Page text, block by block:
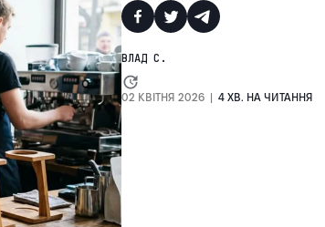
ВЛАД С.
02 КВІТНЯ 2026 | 4 ХВ. НА ЧИТАННЯ